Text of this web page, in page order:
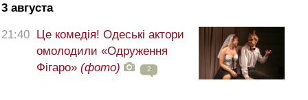
3 августа
21:40 Це комедія! Одеські актори
омолодили «Одруження
Фігаро» (фото) 2